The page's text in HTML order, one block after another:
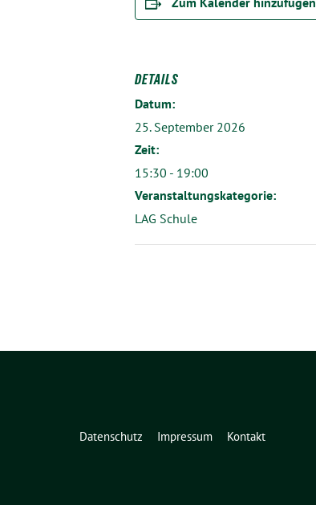
DETAILS
Datum:
25. September 2026
Zeit:
15:30 - 19:00
Veranstaltungskategorie:
LAG Schule
Datenschutz Impressum Kontakt